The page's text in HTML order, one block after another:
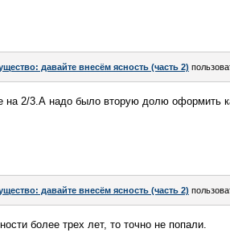
давайте внесём ясность (часть 2)
на 2/3.А надо было вторую долю оформить
давайте внесём ясность (часть 2)
более трех лет, то точно не попали.